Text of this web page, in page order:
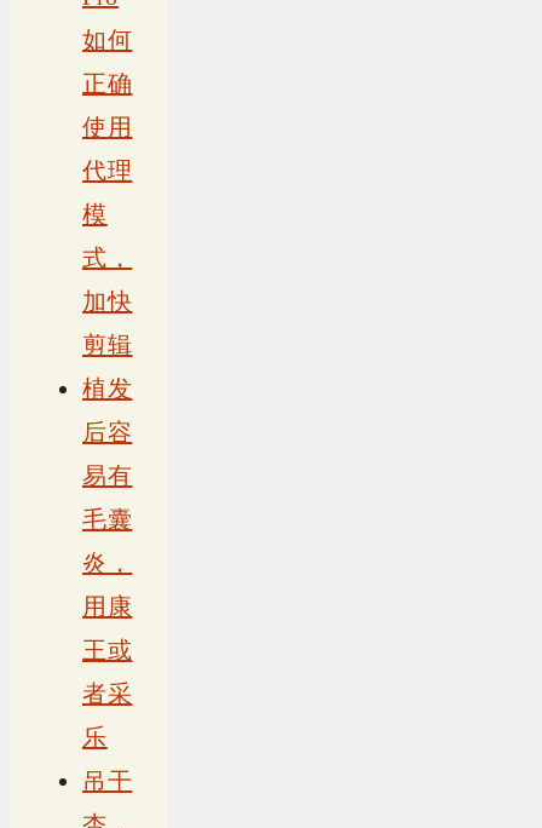
如何
正确
使用
代理
模
式，
加快
剪辑
植发
后容
易有
毛囊
炎，
用康
王或
者采
乐
吊干